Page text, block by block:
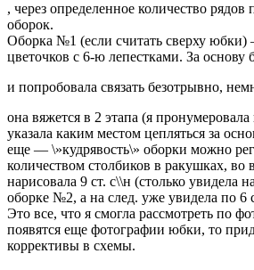
, через определенное количество
оборок.
Оборка №1 (если считать сверху юбки)
цветочков с 6-ю лепестками. За основу
и попробовала связать безотрывно,
она вяжется в 2 этапа (я
указала каким местом цепляться за
еще — \»кудрявость\» оборки можно
количеством столбиков в ракушках, во
нарисовала 9 ст. с\\н (столько увидела
оборке №2, а на след. уже увидела по 6
Это все, что я смогла рассмотреть по
появятся еще фотографии юбки, то
коррективы в схемы.